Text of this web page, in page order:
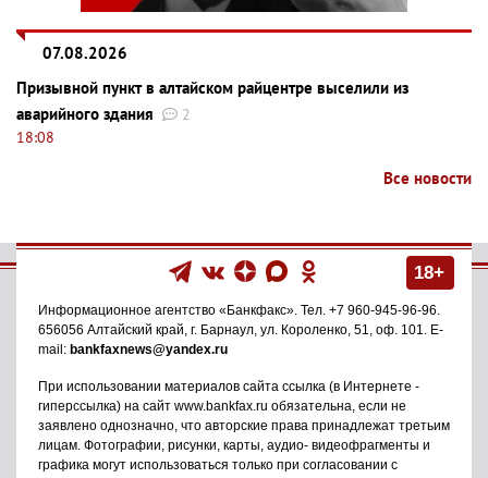
07.08.2026
Призывной пункт в алтайском райцентре выселили из
аварийного здания
2
18:08
Все новости
18+
Информационное агентство «Банкфакс» . Тел. +7 960-945-96-96
656056 Алтайский край, г. Барнаул ул. Короленко, 51, оф. 101
. E-
mail: bankfaxnews@yandex.ru
При использовании материалов сайта ссылка (в Интернете -
гиперссылка) на сайт www.bankfax.ru обязательна, если не
заявлено однозначно, что авторские права принадлежат третьим
лицам. Фотографии, рисунки, карты, аудио- видеофрагменты и
графика могут использоваться только при согласовании с